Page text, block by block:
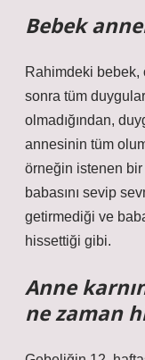
Bebek
Rahimdeki bebek,
sonra tüm
olmadığından,
annesinin tüm
örneğin istenen bir
babasını sevip
getirmediği ve
hissettiği gibi.
Anne
ne zaman